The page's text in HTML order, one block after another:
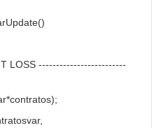
-------------------------